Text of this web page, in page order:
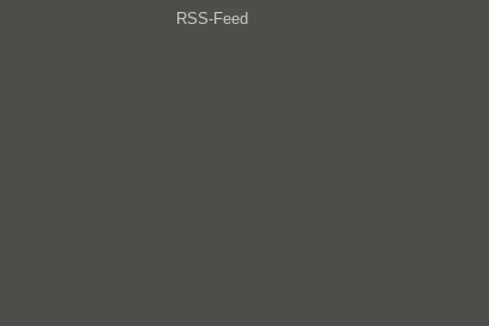
RSS-Feed